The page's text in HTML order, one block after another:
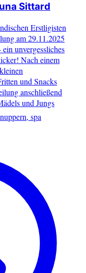
Sittard
Erstligisten
am 29.11.2025
unvergessliches
Nach einem
und Snacks
anschließend
und Jungs
spa